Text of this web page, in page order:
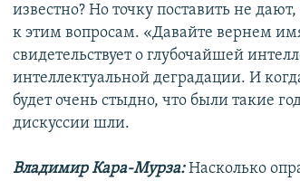
известно? Но точку поставить не
к этим вопросам. «Давайте вернем
свидетельствует о глубочайшей
интеллектуальной деградации. И
будет очень стыдно, что были такие
дискуссии шли.
Владимир Кара-Мурза:Насколько